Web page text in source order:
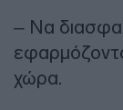
– Να
χώρα.